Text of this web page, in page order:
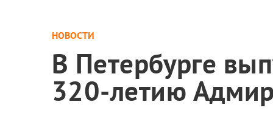
НОВОСТИ
В Петербурге
320-летию